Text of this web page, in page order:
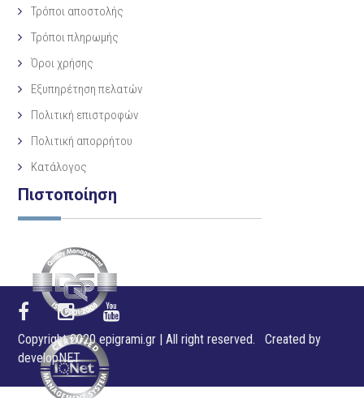
Τρόποι αποστολής
Τρόποι πληρωμής
Όροι χρήσης
Εξυπηρέτηση πελατών
Πολιτική επιστροφών
Πολιτική απορρήτου
Κατάλογος
Πιστοποίηση
Copyright 2020 epigrami.gr | All right reserved. Created by
developNET